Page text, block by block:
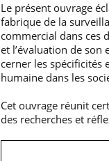
Le présent ouvrage
fabrique de la
commercial dans ces
et l’évaluation de son
cerner les spécificités
humaine dans les
Cet ouvrage réunit
des recherches et